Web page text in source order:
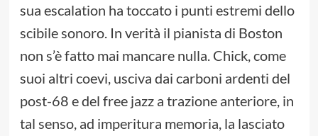
sua escalation ha toccato i punti estremi dello
scibile sonoro. In verità il pianista di Boston
non s’è fatto mai mancare nulla. Chick, come
suoi altri coevi, usciva dai carboni ardenti del
post-68 e del free jazz a trazione anteriore, in
tal senso, ad imperitura memoria, la lasciato